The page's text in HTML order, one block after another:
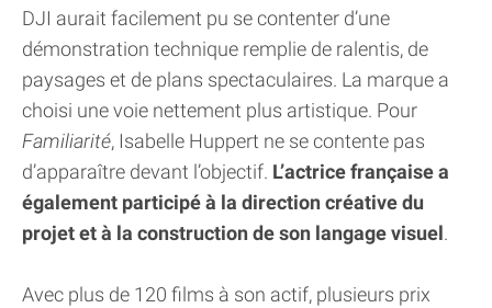
DJI aurait facilement pu se contenter d’une
démonstration technique remplie de ralentis, de
paysages et de plans spectaculaires. La marque a
choisi une voie nettement plus artistique. Pour
Familiarité, Isabelle Huppert ne se contente pas
d’apparaître devant l’objectif. L’actrice française a
également participé à la direction créative du
projet et à la construction de son langage visuel.
Avec plus de 120 films à son actif, plusieurs prix